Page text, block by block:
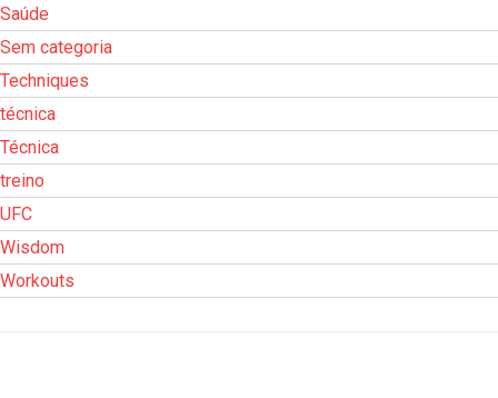
Saúde
Sem categoria
Techniques
técnica
Técnica
treino
UFC
Wisdom
Workouts